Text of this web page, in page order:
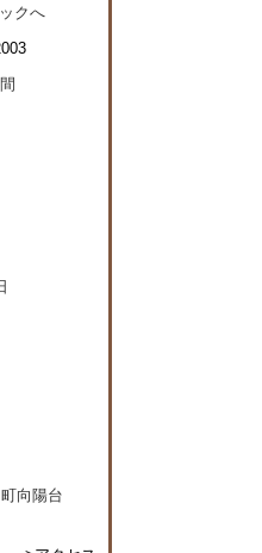
向陽台